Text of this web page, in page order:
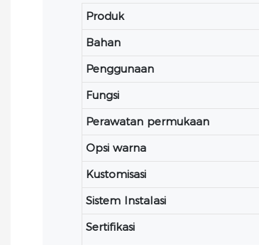
Produk
Bahan
Penggunaan
Fungsi
Perawatan permukaan
Opsi warna
Kustomisasi
Sistem Instalasi
Sertifikasi